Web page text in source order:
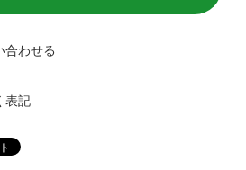
合わせる
表記